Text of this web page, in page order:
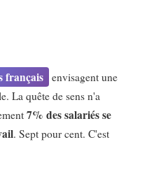
français
envisagent une
La quête de sens n'a
7% des salariés se
. Sept pour cent. C'est